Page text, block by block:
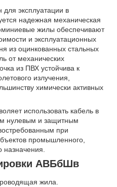
эксплуатации в
надежная механическая
жилы обеспечивают
и эксплуатационных
из оцинкованных стальных
от механических
из ПВХ устойчива к
излучения,
химически активных
использовать кабель в
нулевым и защитным
при
промышленного,
назначения.
АВБбШв
жила.